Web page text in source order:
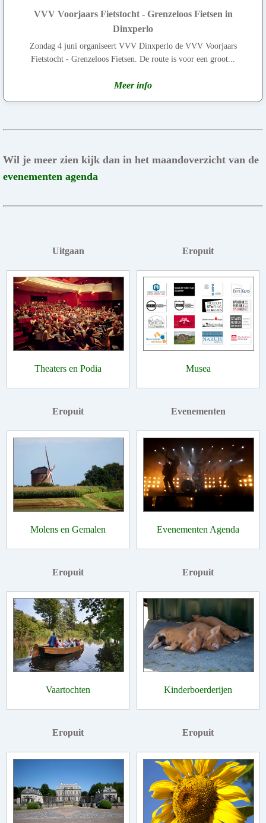
VVV Voorjaars Fietstocht - Grenzeloos Fietsen in
Dinxperlo
Zondag 4 juni organiseert VVV Dinxperlo de VVV Voorjaars
Fietstocht - Grenzeloos Fietsen. De route is voor een groot...
Meer info
Wil je meer zien kijk dan in het maandoverzicht van de
evenementen agenda
Uitgaan
Theaters en Podia
Eropuit
Musea
Eropuit
Molens en Gemalen
Evenementen
Evenementen Agenda
Eropuit
Vaartochten
Eropuit
Kinderboerderijen
Eropuit Eropuit